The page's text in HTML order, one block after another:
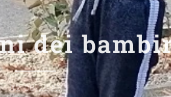
dei
02.08.2022